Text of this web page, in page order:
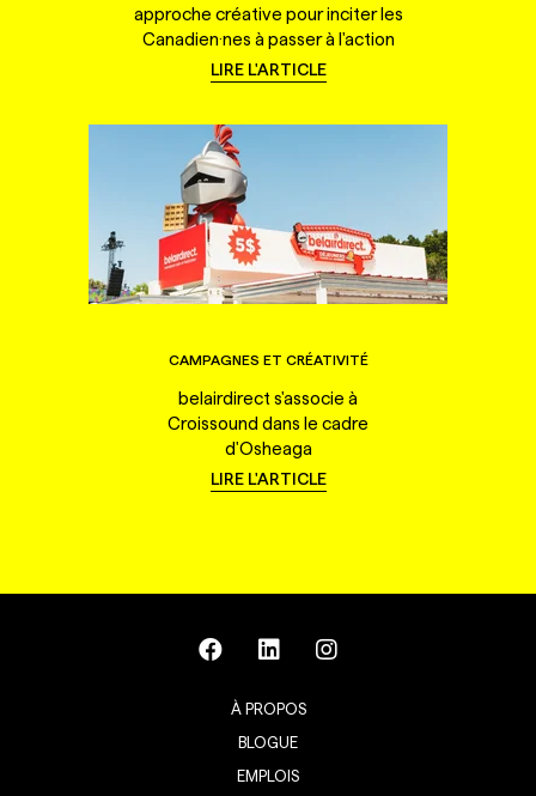
approche créative pour inciter les
Canadien·nes à passer à l'action
LIRE L'ARTICLE
CAMPAGNES ET CRÉATIVITÉ
belairdirect s'associe à
Croissound dans le cadre
d'Osheaga
LIRE L'ARTICLE
À PROPOS
BLOGUE
EMPLOIS